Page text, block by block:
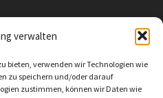
verwalten
bieten, verwenden wir Technologien wie
zu speichern und/oder darauf
zustimmen, können wir Daten wie
Datenschutz